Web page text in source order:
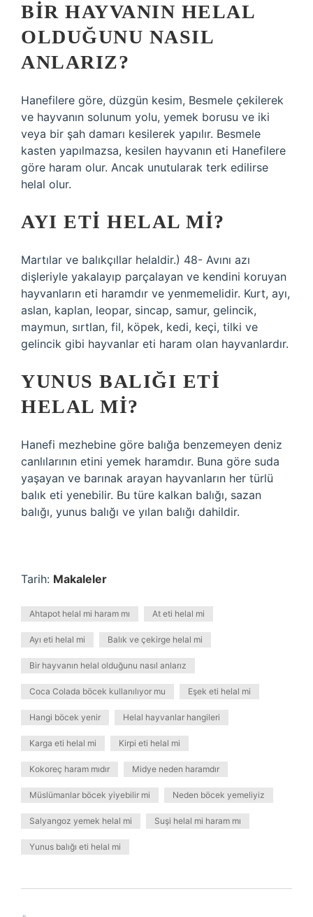
BIR HAYVANIN HELAL
OLDUĞUNU NASIL
ANLARIZ?
Hanefilere göre, düzgün kesim, Besmele çekilerek
ve hayvanın solunum yolu, yemek borusu ve iki
veya bir şah damarı kesilerek yapılır. Besmele
kasten yapılmazsa, kesilen hayvanın eti Hanefilere
göre haram olur. Ancak unutularak terk edilirse
helal olur.
AYI ETI HELAL MI?
Martılar ve balıkçıllar helaldir.) 48- Avını azı
dişleriyle yakalayıp parçalayan ve kendini koruyan
hayvanların eti haramdır ve yenmemelidir. Kurt, ayı,
aslan, kaplan, leopar, sincap, samur, gelincik,
maymun, sırtlan, fil, köpek, kedi, keçi, tilki ve
gelincik gibi hayvanlar eti haram olan hayvanlardır.
YUNUS BALIĞI ETI
HELAL MI?
Hanefi mezhebine göre balığa benzemeyen deniz
canlılarının etini yemek haramdır. Buna göre suda
yaşayan ve barınak arayan hayvanların her türlü
balık eti yenebilir. Bu türe kalkan balığı, sazan
balığı, yunus balığı ve yılan balığı dahildir.
Tarih: Makaleler
Ahtapot helal mi haram mı At eti helal mi
Ayı eti helal mi Balık ve çekirge helal mi
Bir hayvanın helal olduğunu nasıl anlarız
Coca Colada böcek kullanılıyor mu Eşek eti helal mi
Hangi böcek yenir Helal hayvanlar hangileri
Karga eti helal mi Kirpi eti helal mi
Kokoreç haram mıdır Midye neden haramdır
Müslümanlar böcek yiyebilir mi Neden böcek yemeliyiz
Salyangoz yemek helal mi Suşi helal mi haram mı
Yunus balığı eti helal mi